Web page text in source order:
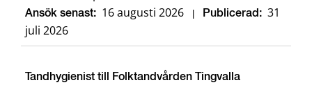
Ansök senast: 16 augusti 2026 Publicerad: 31
juli 2026
Tandhygienist till Folktandvården Tingvalla